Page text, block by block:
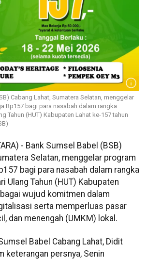
Cabang Lahat, Sumatera Selatan, menggelar
Rp157 bagi para nasabah dalam rangka
Tahun (HUT) Kabupaten Lahat ke-157 tahun
- Bank Sumsel Babel (BSB)
Selatan, menggelar program
bagi para nasabah dalam rangka
Ulang Tahun (HUT) Kabupaten
wujud komitmen dalam
serta memperluas pasar
dan menengah (UMKM) lokal.
Babel Cabang Lahat, Didit
keterangan persnya, Senin